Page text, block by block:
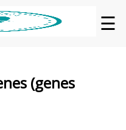
☰
(genes